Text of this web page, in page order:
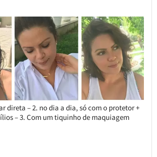
direta – 2. no dia a dia, só com o protetor +
– 3. Com um tiquinho de maquiagem